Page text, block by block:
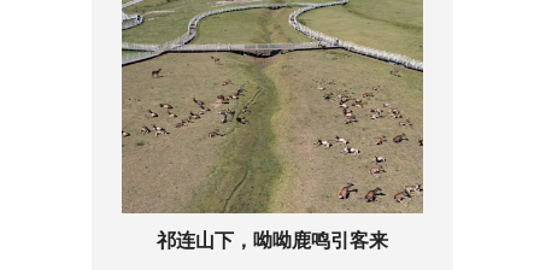
祁连山下，呦呦鹿鸣引客来